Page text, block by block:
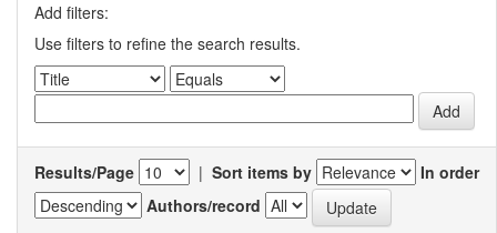
Add filters:
Use filters to refine the search results.
Results/Page | Sort items by
In order
Authors/record